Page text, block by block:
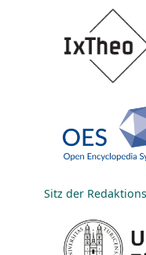
Sitz der